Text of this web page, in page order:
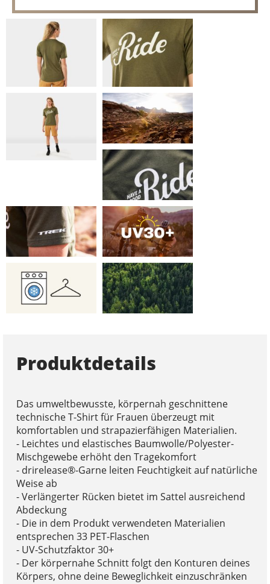
Produktdetails
Das umweltbewusste, körpernah geschnittene
technische T-Shirt für Frauen überzeugt mit
komfortablen und strapazierfähigen Materialien.
- Leichtes und elastisches Baumwolle/Polyester-
Mischgewebe erhöht den Tragekomfort
- drirelease®-Garne leiten Feuchtigkeit auf natürliche
Weise ab
- Verlängerter Rücken bietet im Sattel ausreichend
Abdeckung
- Die in dem Produkt verwendeten Materialien
entsprechen 33 PET-Flaschen
- UV-Schutzfaktor 30+
- Der körpernahe Schnitt folgt den Konturen deines
Körpers, ohne deine Beweglichkeit einzuschränken